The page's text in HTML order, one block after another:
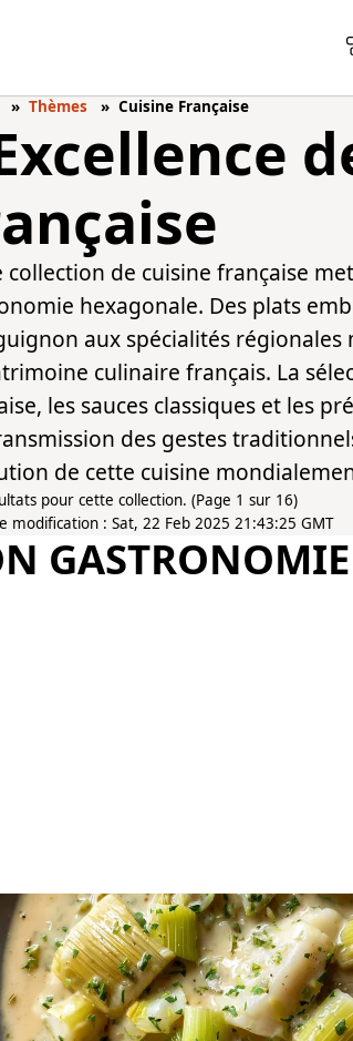
Thèmes Cuisine Française
collection de cuisine française
hexagonale. Des plats
aux spécialités régionales
culinaire français. La
les sauces classiques et les
des gestes
de cette cuisine
pour cette collection. (Page 1 sur 16)
modification : Sat, 22 Feb 2025 21:43:25 GMT